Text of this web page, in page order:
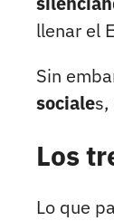
llenar el
Sin
sociale
Los
Lo que